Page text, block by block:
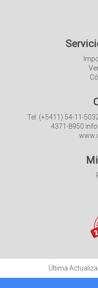
Tel: (+5411) 54-11-
4371-8950
Última